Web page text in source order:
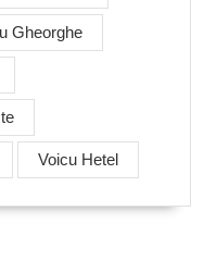
Gheorghe
Voicu Hetel